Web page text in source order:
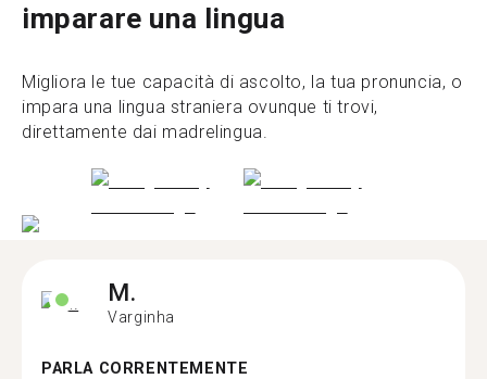
imparare una lingua
Migliora le tue capacità di ascolto, la tua pronuncia, o
impara una lingua straniera ovunque ti trovi,
direttamente dai madrelingua.
M.
Varginha
PARLA CORRENTEMENTE